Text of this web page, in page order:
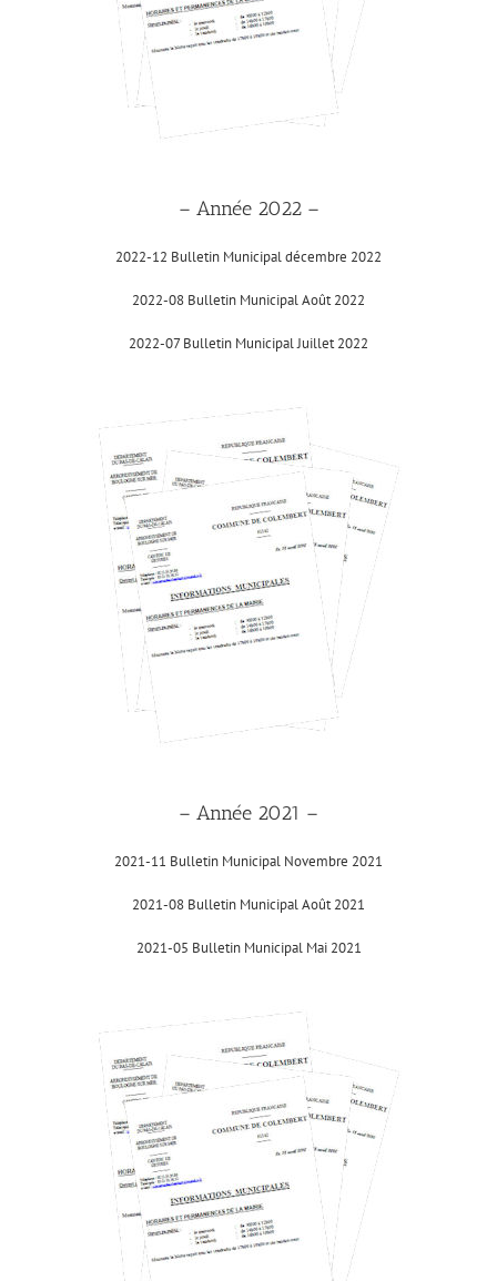
– Année 2022 –
2022-12 Bulletin Municipal décembre 2022
2022-08 Bulletin Municipal Août 2022
2022-07 Bulletin Municipal Juillet 2022
– Année 2021 –
2021-11 Bulletin Municipal Novembre 2021
2021-08 Bulletin Municipal Août 2021
2021-05 Bulletin Municipal Mai 2021